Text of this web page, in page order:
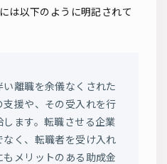
は以下のように明記されて
離職を余儀なくされた
援や、その受入れを行
ます。転職させる企業
なく、転職者を受け入れ
メリットのある助成金